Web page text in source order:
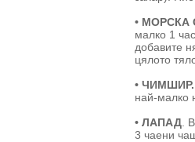
• МОРСКА
малко 1
добавите
цялото
• ЧИМШИР.
най-малко
• ЛАПАД .
3 чаени